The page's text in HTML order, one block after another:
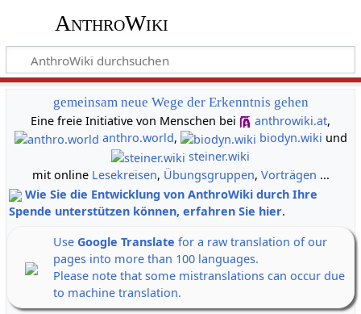
AnthroWiki
gemeinsam neue Wege der Erkenntnis gehen
Eine freie Initiative von Menschen bei
anthrowiki.at,
anthro.world, biodyn.wiki und
steiner.wiki
mit online Lesekreisen, Übungsgruppen, Vorträgen ...
Wie Sie die Entwicklung von AnthroWiki durch Ihre
Spende unterstützen können, erfahren Sie hier.
Use Google Translate for a raw translation of our
pages into more than 100 languages.
Please note that some mistranslations can occur due
to machine translation.